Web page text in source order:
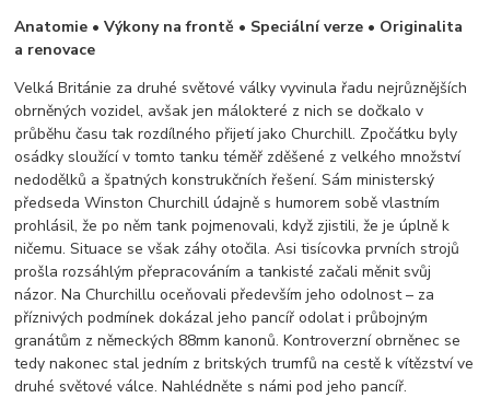
Anatomie • Výkony na frontě • Speciální verze • Originalita
a renovace
Velká Británie za druhé světové války vyvinula řadu nejrůznějších
obrněných vozidel, avšak jen málokteré z nich se dočkalo v
průběhu času tak rozdílného přijetí jako Churchill. Zpočátku byly
osádky sloužící v tomto tanku téměř zděšené z velkého množství
nedodělků a špatných konstrukčních řešení. Sám ministerský
předseda Winston Churchill údajně s humorem sobě vlastním
prohlásil, že po něm tank pojmenovali, když zjistili, že je úplně k
ničemu. Situace se však záhy otočila. Asi tisícovka prvních strojů
prošla rozsáhlým přepracováním a tankisté začali měnit svůj
názor. Na Churchillu oceňovali především jeho odolnost – za
příznivých podmínek dokázal jeho pancíř odolat i průbojným
granátům z německých 88mm kanonů. Kontroverzní obrněnec se
tedy nakonec stal jedním z britských trumfů na cestě k vítězství ve
druhé světové válce. Nahlédněte s námi pod jeho pancíř.